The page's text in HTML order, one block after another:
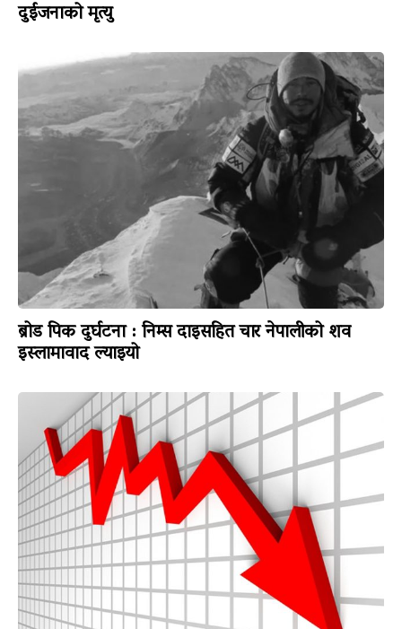
दुईजनाको मृत्यु
ब्रोड पिक दुर्घटना : निम्स दाइसहित चार नेपालीको शव
इस्लामावाद ल्याइयो